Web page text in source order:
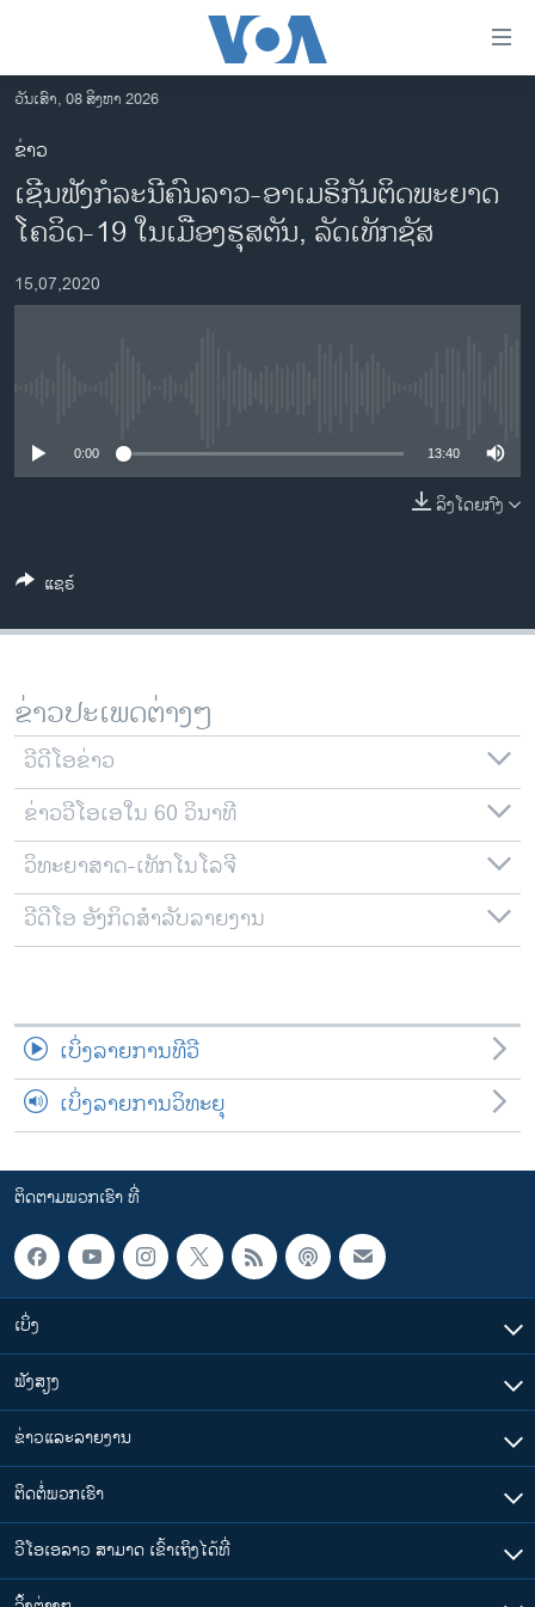
ເຂົ້າ
ຫາ
ຂ້າມ
ຂ້າມ
ຂ້າມ
ຫາ
ຊອກ
ອາເມຣິກາ
ການເລືອກຕັ້ງ ປະທານາທີບໍດີ ສະຫະລັດ 2024
ຂ່າວ​ຈີນ
ຊີວິດຊາວລາວ
ທຸລະກິດ
ພາສາອັງກິດ
ສຽງ
ລາຍການກະຈາຍສຽງ
ລາຍງານ
ຕິດຕາມພວກເຮົາ ທີ່
ພາສາຕ່າງໆ
ວັນເສົາ, 08 ສິງຫາ 2026
ຂ່າວ
ເຊີນຟັງກໍລະນີຄົນລາວ-ອາເມຣິກັນຕິດພະຍາດ
ໂຄວິດ-19 ໃນເມືອງຮຸສຕັນ, ລັດເທັກຊັສ
15,07,2020
0:00 13:40
ລິງໂດຍກົງ
ແຊຣ໌
ຂ່າວປະເພດຕ່າງໆ
ວີດີໂອຂ່າວ
ຂ່າວວີໂອເອໃນ 60 ວິນາທີ
ວິທະຍາສາດ-ເທັກໂນໂລຈີ
ວີດີໂອ ອັງກິດສຳລັບລາຍງານ
ເບິ່ງລາຍການທີວີ
ເບິ່ງລາຍການວິທະຍຸ
ຕິດຕາມພວກເຮົາ ທີ່
ເບິ່ງ
ຟັງສຽງ
ຂ່າວແລະລາຍງານ
ຕິດຕໍ່ພວກເຮົາ
ວີໂອເອລາວ ສາມາດ ເຂົ້າເຖິງໄດ້ທີ່